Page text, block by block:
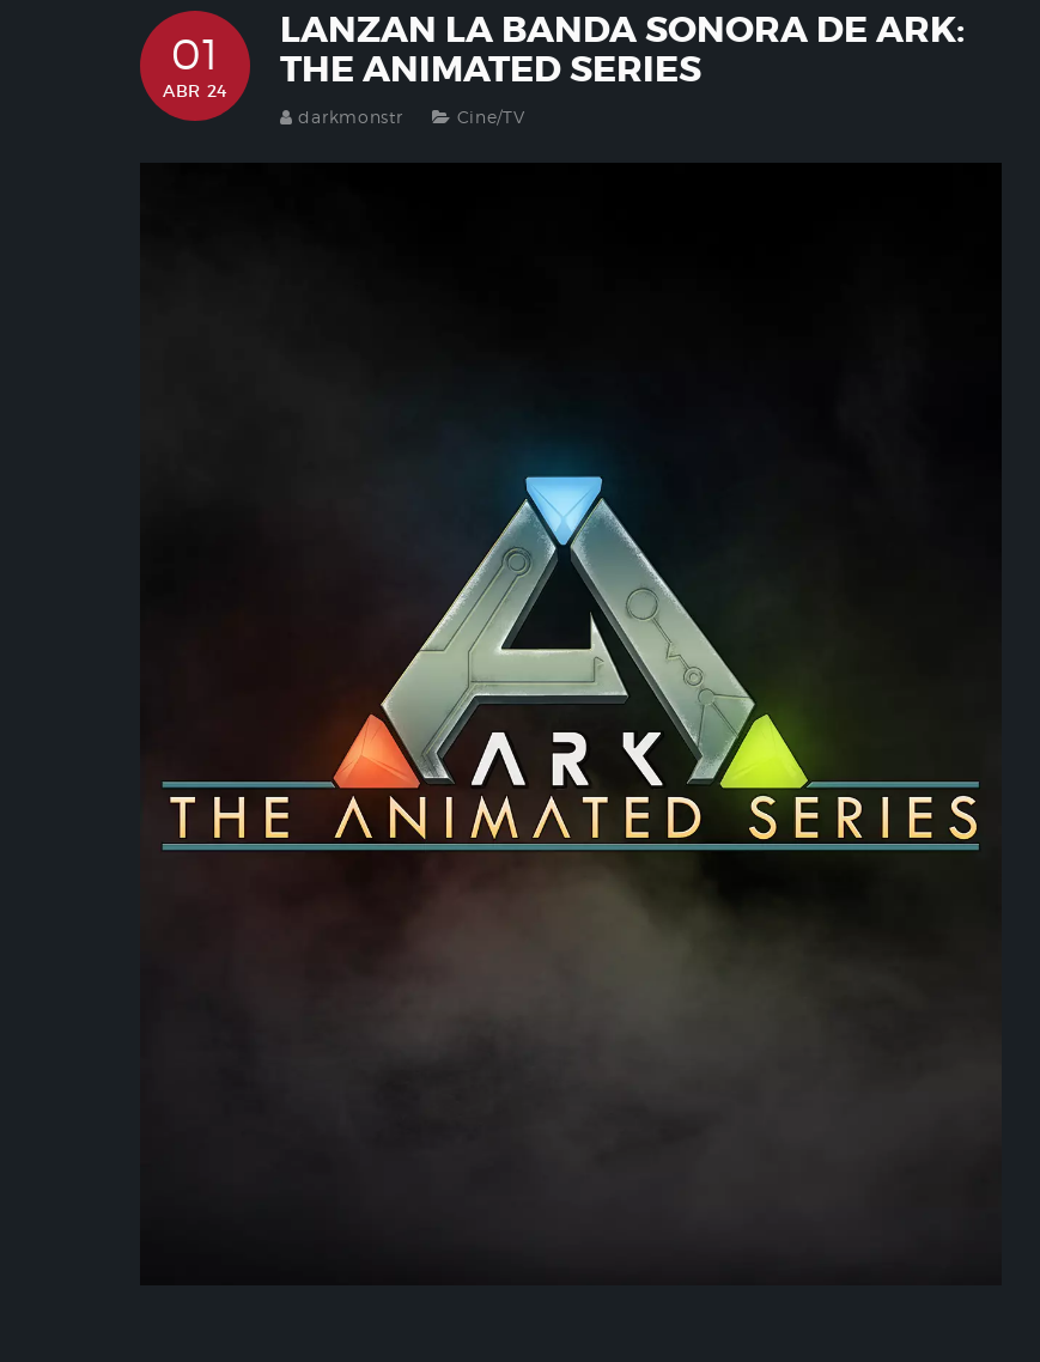
01
ABR 24
LANZAN LA BANDA SONORA DE ARK:
THE ANIMATED SERIES
darkmonstr Cine/TV